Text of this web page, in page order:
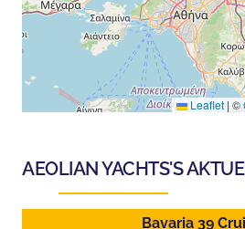
Leaflet|©
AEOLIAN YACHTS'S
Bavaria 39